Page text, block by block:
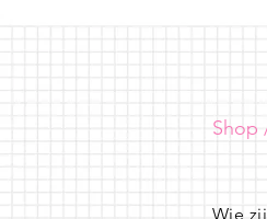
Shop
Wie